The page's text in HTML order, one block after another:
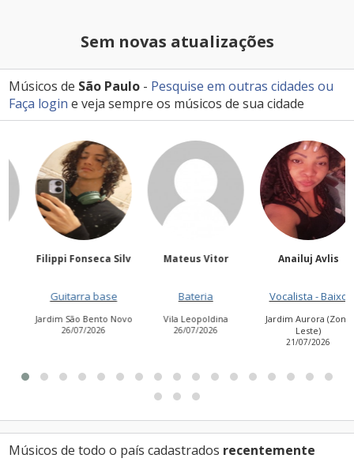
Sem novas atualizações
Músicos de São Paulo - Pesquise em outras cidades ou
Faça login e veja sempre os músicos de sua cidade
Filippi Fonseca Silv
Guitarra base
Jardim São Bento Novo
26/07/2026
Mateus Vitor
Bateria
Vila Leopoldina
26/07/2026
Anailuj Avlis
Vocalista - Baixo
Jardim Aurora (Zona
Leste)
21/07/2026
Músicos de todo o país cadastrados recentemente